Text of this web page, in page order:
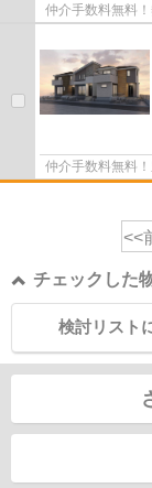
仲介手数料無料
仲介手数料無料
<<
チェックした
検討リスト